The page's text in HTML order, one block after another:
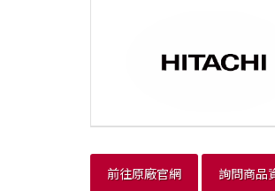
前往原廠官網 詢問商品